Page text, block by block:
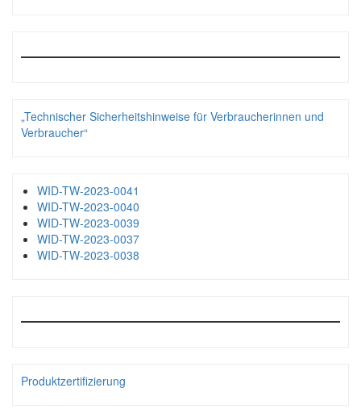
„Technischer Sicherheitshinweise für Verbraucherinnen und
Verbraucher“
WID-TW-2023-0041
WID-TW-2023-0040
WID-TW-2023-0039
WID-TW-2023-0037
WID-TW-2023-0038
Produktzertifizierung